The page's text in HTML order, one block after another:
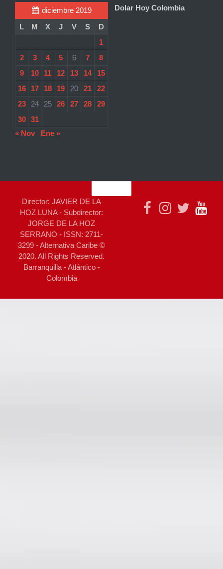
diciembre 2019
L
M X J V S
D
1
2
3 4 5 6 7
8
9
10 11 12 13 14
15
16
17 18 19 20 21
22
23
24 25 26 27 28
29
30
31
« Nov
Ene »
Dolar Hoy Colombia
Director: JAVIER DE LA
HOZ LUNA - Subdirector:
JORGE DE LA HOZ
SERRANO - ISSN: 2711-
3299 - Alternativa Caribe ©
2020. All Rights Reserved.
Barranquilla - Atlántico -
Colombia